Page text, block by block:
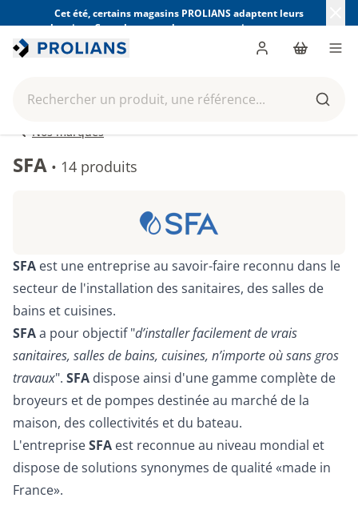
Cet été, certains magasins PROLIANS adaptent leurs
horaires. Consultez ceux de votre magasin avant votre
visite.
Rechercher un produit, une référence...
Panier
Nos marques
SFA • 14 produits
SFA est une entreprise au savoir-faire reconnu dans le
secteur de l'installation des sanitaires, des salles de
bains et cuisines.
SFAa pour objectif "d’installer facilement de vrais
sanitaires, salles de bains, cuisines, n’importe où sans gros
travaux". SFA dispose ainsi d'une gamme complète de
broyeurs et de pompes destinée au marché de la
maison, des collectivités et du bateau.
L'entrepriseSFA est reconnue au niveau mondial et
dispose de solutions synonymes de qualité «made in
France».